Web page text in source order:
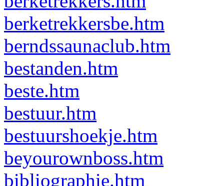
berketrekkersbe.htm
berndssaunaclub.htm
bestanden.htm
beste.htm
bestuur.htm
bestuurshoekje.htm
beyourownboss.htm
bibliographie.htm